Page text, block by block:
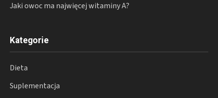
Jaki owoc ma najwięcej witaminy A?
Kategorie
Dieta
Suplementacja